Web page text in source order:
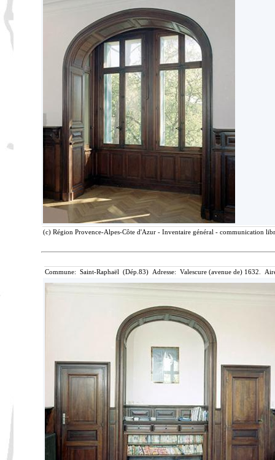
(c) Région Provence-Alpes-Côte d'Azur - Inventaire général - communication
Commune: Saint-Raphaël (Dép.83) Adresse: Valescure (avenue de) 1632.